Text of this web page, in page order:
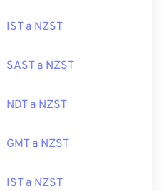
IST a NZST
SAST a NZST
NDT a NZST
GMT a NZST
IST a NZST